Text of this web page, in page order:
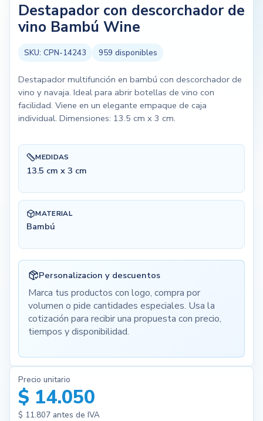
Destapador con descorchador de
vino Bambú Wine
SKU: CPN-14243 959 disponibles
Destapador multifunción en bambú con descorchador de
vino y navaja. Ideal para abrir botellas de vino con
facilidad. Viene en un elegante empaque de caja
individual. Dimensiones: 13.5 cm x 3 cm.
MEDIDAS
13.5 cm x 3 cm
MATERIAL
Bambú
Personalizacion y descuentos
Marca tus productos con logo, compra por
volumen o pide cantidades especiales. Usa la
cotización para recibir una propuesta con precio,
tiempos y disponibilidad.
Precio unitario
$ 14.050
$ 11.807antes de IVA